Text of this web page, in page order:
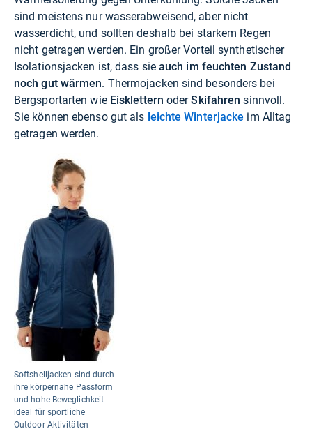
sind meistens nur wasserabweisend, aber nicht
wasserdicht, und sollten deshalb bei starkem Regen
nicht getragen werden. Ein großer Vorteil synthetischer
Isolationsjacken ist, dass sie auch im feuchten Zustand
noch gut wärmen. Thermojacken sind besonders bei
Bergsportarten wie Eisklettern oderSkifahren sinnvoll.
Sie können ebenso gut als leichte Winterjacke im Alltag
getragen werden.
Softshelljacken sind durch
ihre körpernahe Passform
und hohe Beweglichkeit
ideal für sportliche
Outdoor-Aktivitäten